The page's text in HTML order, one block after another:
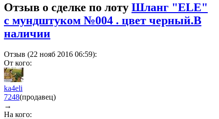
Отзыв о сделке по лоту Шланг "ELE"
с мундштуком №004 . цвет черный.В
наличии
Отзыв (22 нояб 2016 06:59):
От кого:
ka4eli
7248(продавец)
→
На кого: